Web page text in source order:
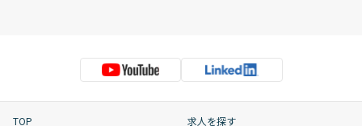
TOP
求人を探す